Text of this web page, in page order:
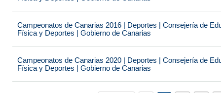
Campeonatos de Canarias 2016 | Deportes | Consejería de
Física y Deportes | Gobierno de Canarias
Campeonatos de Canarias 2020 | Deportes | Consejería de
Física y Deportes | Gobierno de Canarias